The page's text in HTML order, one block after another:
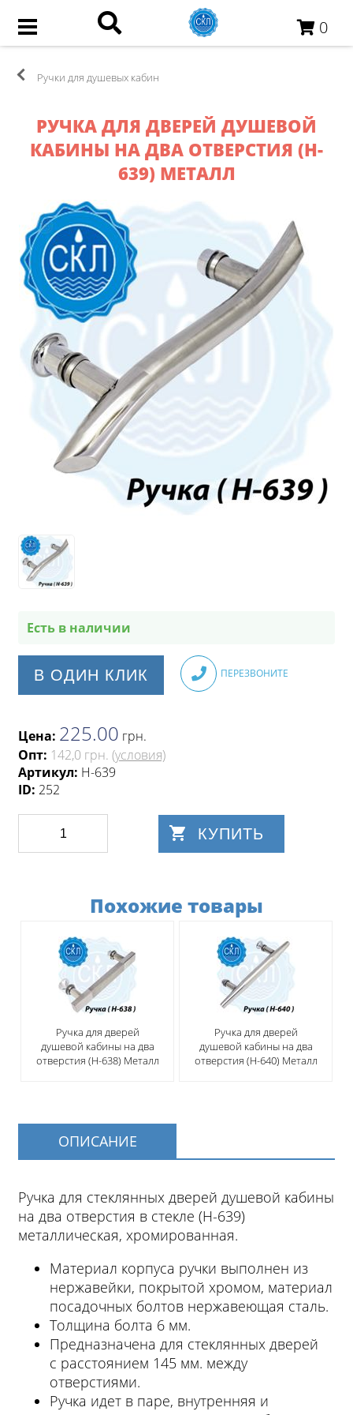
0
Ручки для душевых кабин
РУЧКА ДЛЯ ДВЕРЕЙ ДУШЕВОЙ
КАБИНЫ НА ДВА ОТВЕРСТИЯ (H-
639) МЕТАЛЛ
Есть в наличии
В ОДИН КЛИК ПЕРЕЗВОНИТЕ
Цена: 225.00 грн.
Опт: 142,0 грн. (условия)
Артикул: H-639
ID: 252
КУПИТЬ
Похожие товары
Ручка для дверей
душевой кабины на два
отверстия (H-638) Металл
Ручка для дверей
душевой кабины на два
отверстия (H-640) Металл
ОПИСАНИЕ
Ручка для стеклянных дверей душевой кабины
на два отверстия в стекле (H-639)
металлическая, хромированная.
Материал корпуса ручки выполнен из
нержавейки, покрытой хромом, материал
посадочных болтов нержавеющая сталь.
Толщина болта 6 мм.
Предназначена для стеклянных дверей
с расстоянием 145 мм. между
отверстиями.
Ручка идет в паре, внутренняя и